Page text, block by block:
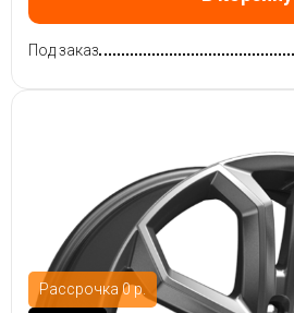
Под заказ
Рассрочка 0 р.